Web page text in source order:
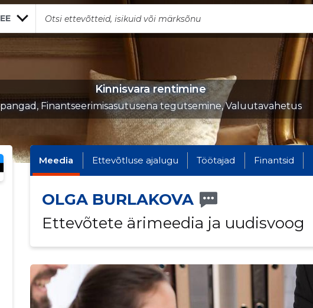
EE
Kinnisvara rentimine
pangad, Finantseerimisasutusena tegutsemine, Valuutavahetus
Meedia Ettevõtluse ajalugu Töötajad Finantsid
OLGA BURLAKOVA
Ettevõtete ärimeedia ja uudisvoog